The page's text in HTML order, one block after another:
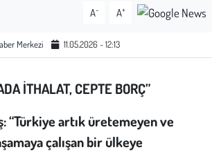
A- A+
Merkezi 11.05.2026 - 12:13
İTHALAT, CEPTE BORÇ”
“Türkiye artık üretemeyen ve
çalışan bir ülkeye